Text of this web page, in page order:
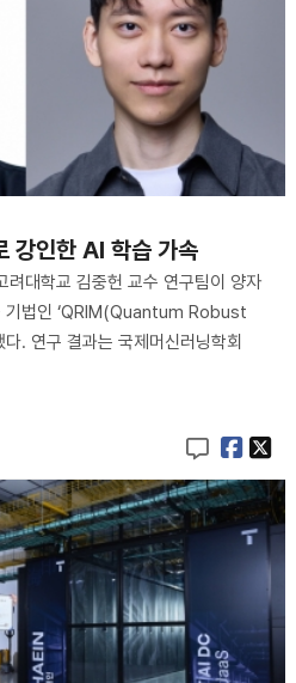
강인한 AI 학습 가속
대학교 김중헌 교수 연구팀이 양자
기법인 ‘QRIM(Quantum Robust
. 연구 결과는 국제머신러닝학회